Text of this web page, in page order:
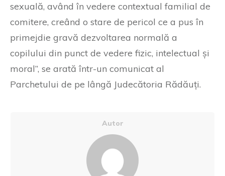
sexuală, având în vedere contextual familial de
comitere, creând o stare de pericol ce a pus în
primejdie gravă dezvoltarea normală a
copilului din punct de vedere fizic, intelectual și
moral”, se arată într-un comunicat al
Parchetului de pe lângă Judecătoria Rădăuți.
Autor